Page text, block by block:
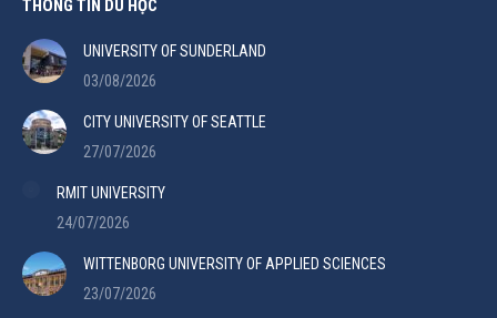
THÔNG TIN DU HỌC
UNIVERSITY OF SUNDERLAND
03/08/2026
CITY UNIVERSITY OF SEATTLE
27/07/2026
RMIT UNIVERSITY
24/07/2026
WITTENBORG UNIVERSITY OF APPLIED SCIENCES
23/07/2026